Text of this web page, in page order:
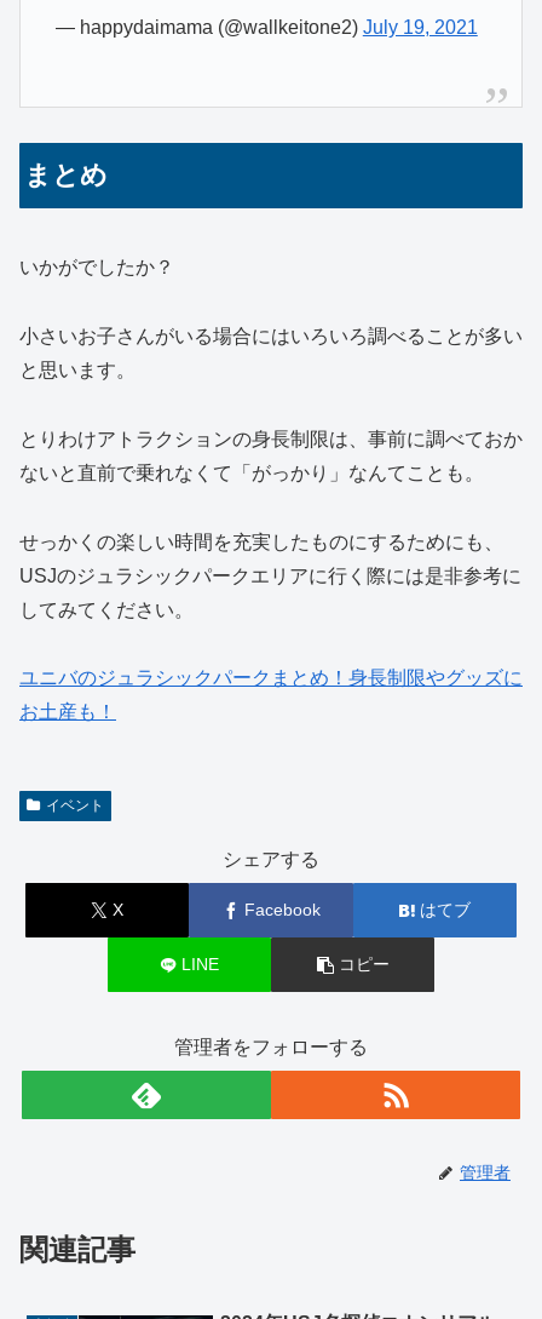
— happydaimama (@wallkeitone2) July 19, 2021
まとめ
いかがでしたか？
小さいお子さんがいる場合にはいろいろ調べることが多い
と思います。
とりわけアトラクションの身長制限は、事前に調べておか
ないと直前で乗れなくて「がっかり」なんてことも。
せっかくの楽しい時間を充実したものにするためにも、
USJのジュラシックパークエリアに行く際には是非参考に
してみてください。
ユニバのジュラシックパークまとめ！身長制限やグッズに
お土産も！
イベント
シェアする
X Facebook はてブ
LINE コピー
管理者をフォローする
管理者
関連記事